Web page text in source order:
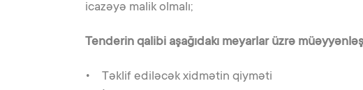
icazəyə malik olmalı;
Tenderin qalibi aşağıdakı meyarlar üzrə
• Təklif ediləcək xidmətin qiyməti